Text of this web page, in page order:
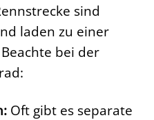
sind
laden zu einer
bei der
Oft gibt es separate